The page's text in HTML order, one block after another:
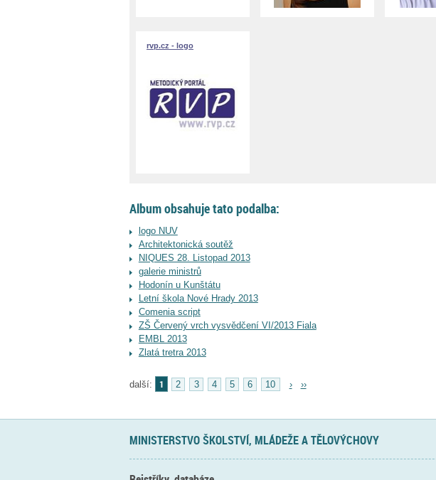
rvp.cz - logo
Album obsahuje tato podalba:
logo NUV
Architektonická soutěž
NIQUES 28. Listopad 2013
galerie ministrů
Hodonín u Kunštátu
Letní škola Nové Hrady 2013
Comenia script
ZŠ Červený vrch vysvědčení VI/2013 Fiala
EMBL 2013
Zlatá tretra 2013
další: 1 2 3 4 5 6 10 › ››
MINISTERSTVO ŠKOLSTVÍ, MLÁDEŽE A TĚLOVÝCHOVY